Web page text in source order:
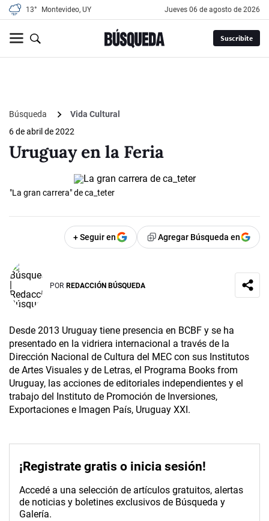
13° Montevideo, UY jueves 06 de agosto de 2026
Suscribite
Búsqueda
Vida Cultural
6 de abril de 2022
Uruguay en la Feria
"La gran carrera" de ca_teter
+ Seguir en Agregar Búsqueda en
POR REDACCIÓN BÚSQUEDA
Desde 2013 Uruguay tiene presencia en BCBF y se ha
presentado en la vidriera internacional a través de la
Dirección Nacional de Cultura del MEC con sus Institutos
de Artes Visuales y de Letras, el Programa Books from
Uruguay, las acciones de editoriales independientes y el
trabajo del Instituto de Promoción de Inversiones,
Exportaciones e Imagen País, Uruguay XXI.
¡Registrate gratis o inicia sesión!
Accedé a una selección de artículos gratuitos, alertas
de noticias y boletines exclusivos de Búsqueda y
Galería.